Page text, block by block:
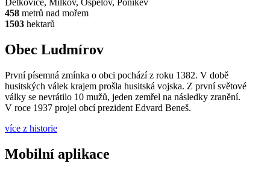
Dětkovice, Milkov, Ospělov, Ponikev
458 metrů nad mořem
1503 hektarů
Obec Ludmírov
První písemná zmínka o obci pochází z roku 1382. V době
husitských válek krajem prošla husitská vojska. Z první světové
války se nevrátilo 10 mužů, jeden zemřel na následky zranění.
V roce 1937 projel obcí prezident Edvard Beneš.
více z historie
Mobilní aplikace